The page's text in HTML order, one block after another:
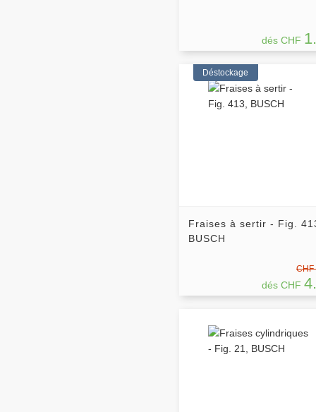
dés CHF
Déstockage
Fraises à sertir - Fig.
BUSCH
CHF
dés CHF